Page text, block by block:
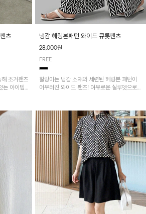
츠
해 조거팬츠
는 아이템!
냉감 헤링본패턴 와이드 큐롯팬츠
28,000원
FREE
찰랑이는 냉감 소재와 세련된 헤링본 패턴이
어우러진 와이드 팬츠! 여유로운 실루엣으로
다.